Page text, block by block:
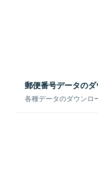
郵便番号データの
各種データのダウンロ